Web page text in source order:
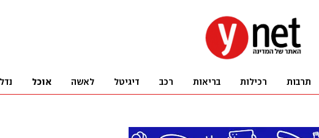
תרבות רכילות בריאות רכב דיגיטל לאשה אוכל